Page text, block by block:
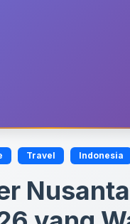
Travel Indonesia